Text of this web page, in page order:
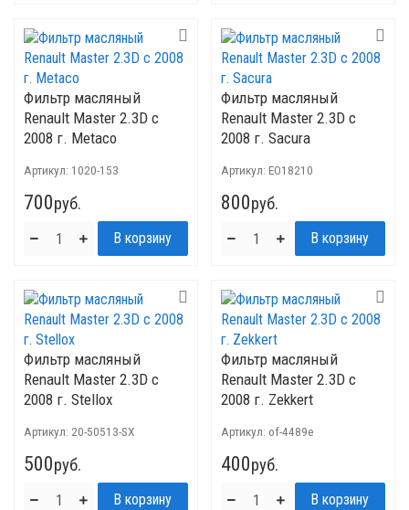
Фильтр масляный
Renault Master 2.3D с
2008 г. Metaco
Артикул: 1020-153
700руб.
Фильтр масляный
Renault Master 2.3D с
2008 г. Sacura
Артикул: EO18210
800руб.
Фильтр масляный
Renault Master 2.3D с
2008 г. Stellox
Артикул: 20-50513-SX
500руб.
Фильтр масляный
Renault Master 2.3D с
2008 г. Zekkert
Артикул: of-4489e
400руб.